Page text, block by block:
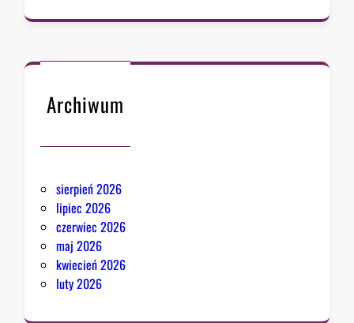
Archiwum
sierpień 2026
lipiec 2026
czerwiec 2026
maj 2026
kwiecień 2026
luty 2026